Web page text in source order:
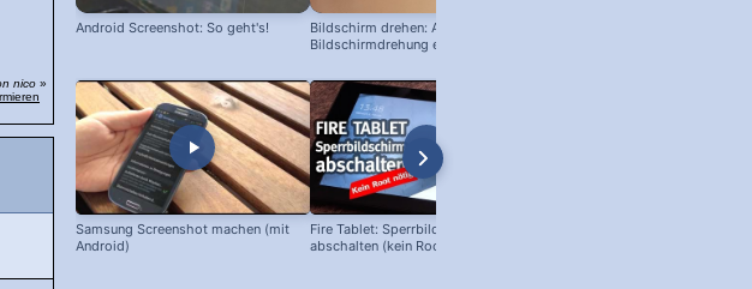
nico »
Android Screenshot: So geht's!
Bildschirm drehen: Android
Bildschirmdrehung ein- und
Samsung Screenshot machen (mit
Android)
Fire Tablet: Sperrbildschirm
abschalten (kein Root nötig!)